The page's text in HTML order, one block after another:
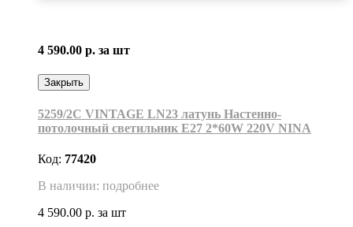
4 590.00 р. за шт
Закрыть
5259/2C VINTAGE LN23 латунь Настенно-
потолочный светильник Е27 2*60W 220V NINA
Код: 77420
В наличии: подробнее
4 590.00 р. за шт